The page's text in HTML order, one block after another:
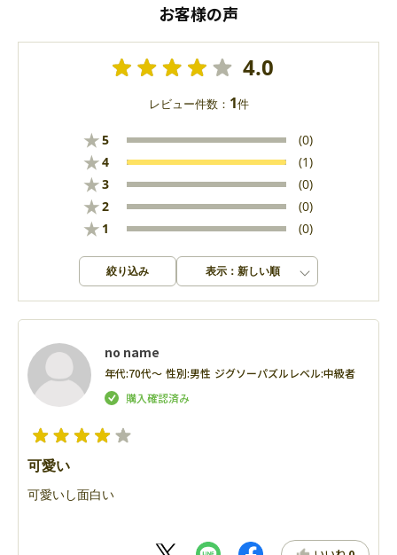
お客様の声
4.0
レビュー件数： 1件
★5 (0)
★4 (1)
★3 (0)
★2 (0)
★ 1 (0)
絞り込み 表示：新しい順
no name
年代:70代～ 性別:男性 ジグソーパズルレベル:中級者
可愛い
可愛いし面白い